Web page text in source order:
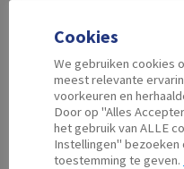
In de
Cookies
We gebruiken cookies
meest relevante
voorkeuren en
Door op "Alles
het gebruik van ALLE
Instellingen"
toestemming te geven.